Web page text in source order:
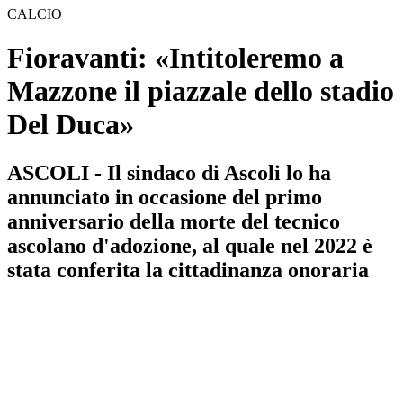
CALCIO
Fioravanti: «Intitoleremo a
Mazzone il piazzale dello stadio
Del Duca»
ASCOLI - Il sindaco di Ascoli lo ha
annunciato in occasione del primo
anniversario della morte del tecnico
ascolano d'adozione, al quale nel 2022 è
stata conferita la cittadinanza onoraria